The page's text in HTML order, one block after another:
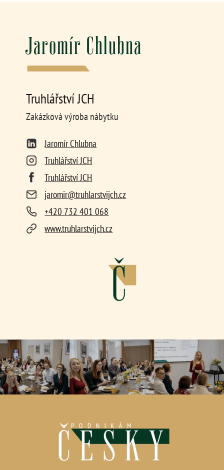
Jaromír Chlubna
Truhlářství JCH
Zakázková výroba nábytku
Jaromír Chlubna
Truhlářství JCH
Truhlářství JCH
jaromir@truhlarstvijch.cz
+420 732 401 068
www.truhlarstvijch.cz